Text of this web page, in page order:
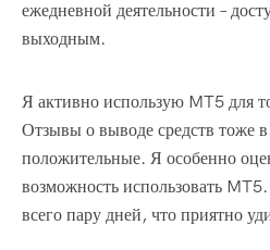
ежедневной деятельности –
выходным.
Я активно использую MT5 для
Отзывы о выводе средств тоже
положительные. Я особенно
возможность использовать
всего пару дней, что приятно